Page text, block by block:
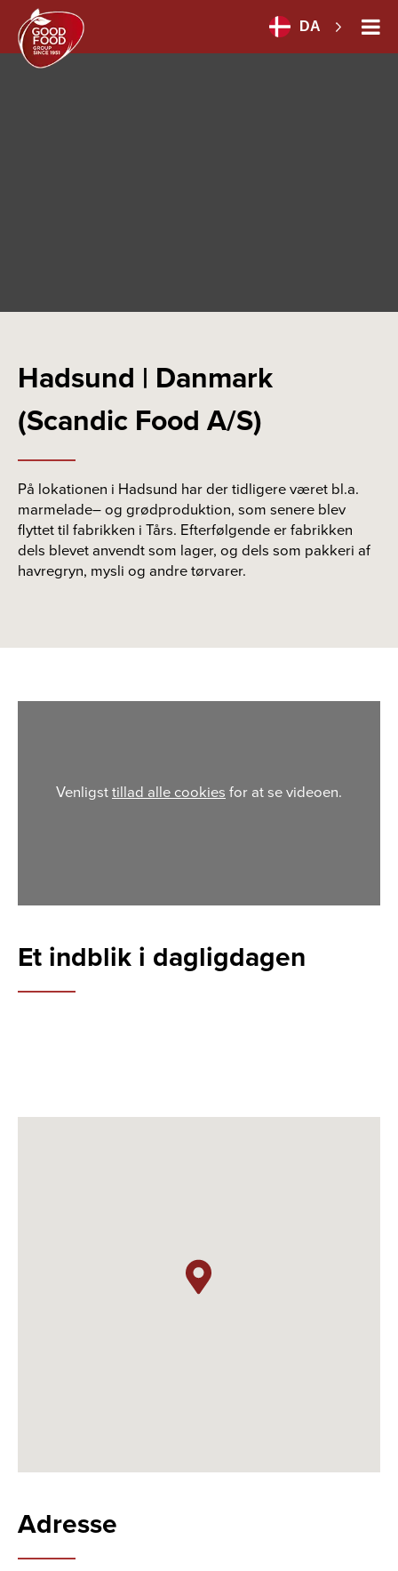
DA
Hadsund | Danmark
(Scandic Food A/S)
På lokationen i Hadsund har der tidligere været bl.a.
marmelade–og grødproduktion, som senere blev
flyttet til fabrikken i Tårs. Efterfølgende er fabrikken
dels blevet anvendt som lager, og dels som pakkeri af
havregryn, mysli og andre tørvarer.
Venligsttillad alle cookies for at se videoen.
Et indblik i dagligdagen
Adresse